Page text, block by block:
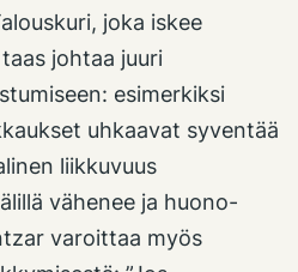
joka iskee
johtaa juuri
esimerkiksi
uhkaavat syventää
liikkuvuus
vähenee ja huono-
varoittaa myös